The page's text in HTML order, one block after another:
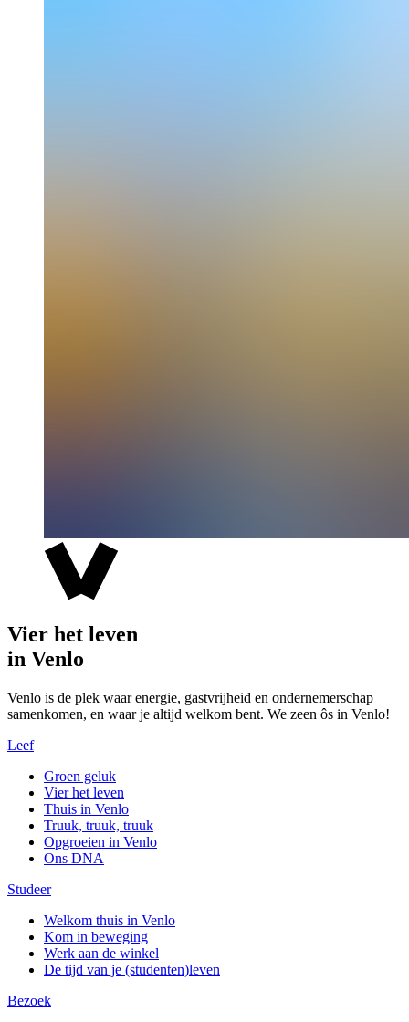
Vier het leven
in Venlo
Venlo is de plek waar energie, gastvrijheid en ondernemerschap
samenkomen, en waar je altijd welkom bent. We zeen ôs in Venlo!
Leef
Groen geluk
Vier het leven
Thuis in Venlo
Truuk, truuk, truuk
Opgroeien in Venlo
Ons DNA
Studeer
Welkom thuis in Venlo
Kom in beweging
Werk aan de winkel
De tijd van je (studenten)leven
Bezoek